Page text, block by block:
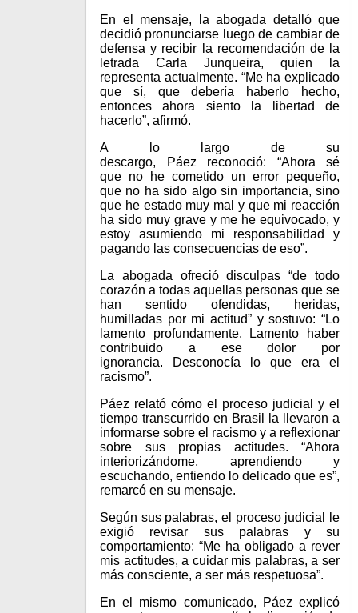
En el mensaje, la abogada detalló que
decidió pronunciarse luego de cambiar de
defensa y recibir la recomendación de la
letrada Carla Junqueira, quien la
representa actualmente. “Me ha explicado
que sí, que debería haberlo hecho,
entonces ahora siento la libertad de
hacerlo”, afirmó.
A lo largo de su
descargo, Páez reconoció: “Ahora sé
que no he cometido un error pequeño,
que no ha sido algo sin importancia, sino
que he estado muy mal y que mi reacción
ha sido muy grave y me he equivocado, y
estoy asumiendo mi responsabilidad y
pagando las consecuencias de eso”.
La abogada ofreció disculpas “de todo
corazón a todas aquellas personas que se
han sentido ofendidas, heridas,
humilladas por mi actitud” y sostuvo: “Lo
lamento profundamente. Lamento haber
contribuido a ese dolor por
ignorancia. Desconocía lo que era el
racismo”.
Páez relató cómo el proceso judicial y el
tiempo transcurrido en Brasil la llevaron a
informarse sobre el racismo y a reflexionar
sobre sus propias actitudes. “Ahora
interiorizándome, aprendiendo y
escuchando, entiendo lo delicado que es”,
remarcó en su mensaje.
Según sus palabras, el proceso judicial le
exigió revisar sus palabras y su
comportamiento: “Me ha obligado a rever
mis actitudes, a cuidar mis palabras, a ser
más consciente, a ser más respetuosa”.
En el mismo comunicado, Páez explicó